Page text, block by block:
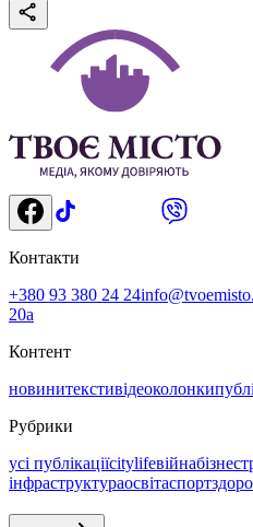
Контакти
+380 93 380 24 24
20а
Контент
новинитекстивідеоколонки
Рубрики
усі публікаціїcitylifeвійнабізнес
інфраструктураосвітаспорт